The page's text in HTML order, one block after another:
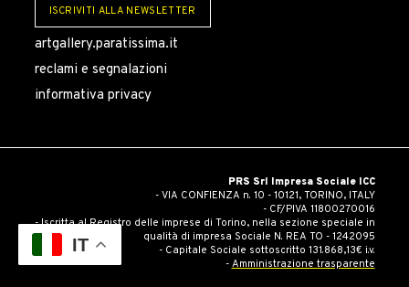
ISCRIVITI ALLA NEWSLETTER
artgallery.paratissima.it
reclami e segnalazioni
informativa privacy
PRS Srl Impresa Sociale ICC
- VIA CONFIENZA n. 10 - 10121, TORINO, ITALY
- CF/PIVA 11800270016
- Iscritta al Registro delle imprese di Torino, nella sezione speciale in
qualità di impresa Sociale N. REA TO - 1242095
- Capitale Sociale sottoscritto 131.868,13€ i.v.
- Amministrazione trasparente
IT